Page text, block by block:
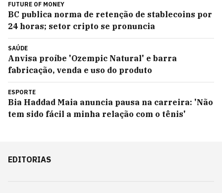
FUTURE OF MONEY
BC publica norma de retenção de stablecoins por
24 horas; setor cripto se pronuncia
SAÚDE
Anvisa proíbe 'Ozempic Natural' e barra
fabricação, venda e uso do produto
ESPORTE
Bia Haddad Maia anuncia pausa na carreira: 'Não
tem sido fácil a minha relação com o tênis'
EDITORIAS